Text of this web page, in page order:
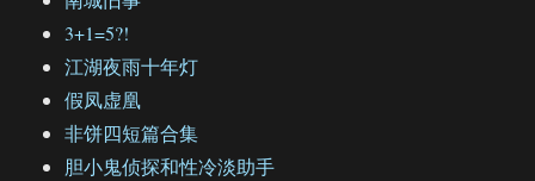
3+1=5?!
江湖夜雨十年灯
假凤虚凰
非饼四短篇合集
胆小鬼侦探和性冷淡助手